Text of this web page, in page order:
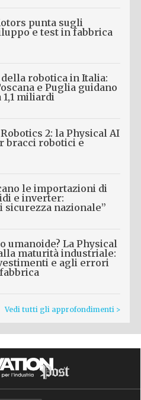
punta sugli
e test in fabbrica
robotica in Italia:
e Puglia guidano
miliardi
2: la Physical AI
bracci robotici e
le importazioni di
e inverter:
sicurezza nazionale”
umanoide? La Physical
maturità industriale:
e agli errori
Vedi tutti gli approfondimenti >